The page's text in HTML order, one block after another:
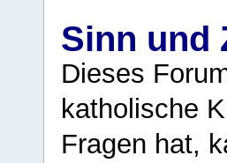
Sinn und
Dieses
katholische
Fragen hat,